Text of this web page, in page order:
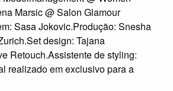
Marsic @ Salon Glamour
Sasa Jokovic.Produção: Snesha
design: Tajana
Retouch.Assistente de styling:
realizado em exclusivo para a